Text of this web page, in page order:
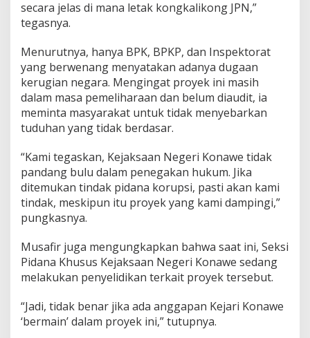
secara jelas di mana letak kongkalikong JPN,”
tegasnya.
Menurutnya, hanya BPK, BPKP, dan Inspektorat
yang berwenang menyatakan adanya dugaan
kerugian negara. Mengingat proyek ini masih
dalam masa pemeliharaan dan belum diaudit, ia
meminta masyarakat untuk tidak menyebarkan
tuduhan yang tidak berdasar.
“Kami tegaskan, Kejaksaan Negeri Konawe tidak
pandang bulu dalam penegakan hukum. Jika
ditemukan tindak pidana korupsi, pasti akan kami
tindak, meskipun itu proyek yang kami dampingi,”
pungkasnya.
Musafir juga mengungkapkan bahwa saat ini, Seksi
Pidana Khusus Kejaksaan Negeri Konawe sedang
melakukan penyelidikan terkait proyek tersebut.
“Jadi, tidak benar jika ada anggapan Kejari Konawe
‘bermain’ dalam proyek ini,” tutupnya.